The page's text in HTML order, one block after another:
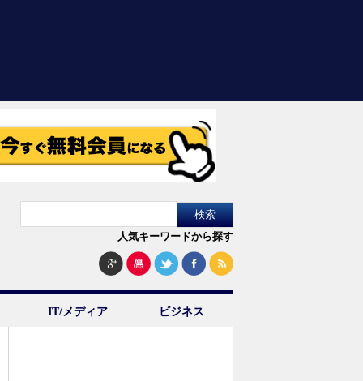
人気キーワードから探す
IT/メディア ビジネス